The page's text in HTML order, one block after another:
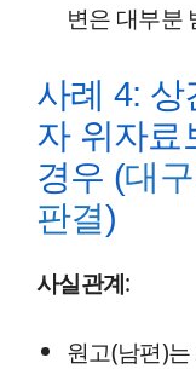
변은 대부분
사례 4: 상
자 위자료
경우 (대
판결)
사실관계:
원고(남편)